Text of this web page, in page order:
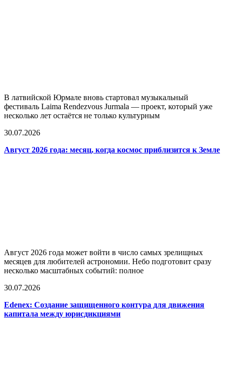
В латвийской Юрмале вновь стартовал музыкальный
фестиваль Laima Rendezvous Jurmala — проект, который уже
несколько лет остаётся не только культурным
30.07.2026
Август 2026 года: месяц, когда космос приблизится к Земле
Август 2026 года может войти в число самых зрелищных
месяцев для любителей астрономии. Небо подготовит сразу
несколько масштабных событий: полное
30.07.2026
Edenex: Создание защищенного контура для движения
капитала между юрисдикциями